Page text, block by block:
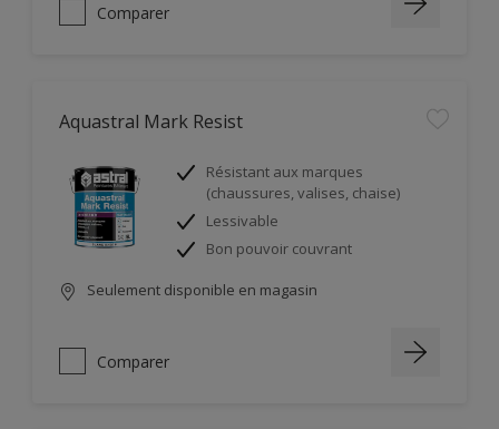
Comparer
Aquastral Mark Resist
Résistant aux marques
(chaussures, valises, chaise)
Lessivable
Bon pouvoir couvrant
Seulement disponible en magasin
Comparer